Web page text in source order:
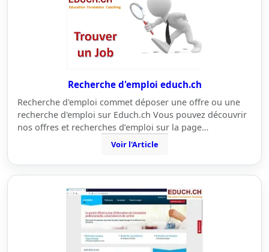
Recherche d'emploi educh.ch
Recherche d'emploi commet déposer une offre ou une
recherche d'emploi sur Educh.ch Vous pouvez découvrir
nos offres et recherches d’emploi sur la page…
Voir l'Article